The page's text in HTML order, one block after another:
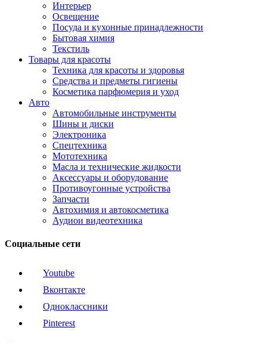
Интерьер
Освещение
Посуда и кухонные принадлежности
Бытовая химия
Текстиль
Товары для красоты
Техника для красоты и здоровья
Средства и предметы гигиены
Косметика парфюмерия и уход
Авто
Автомобильные инструменты
Шины и диски
Электроника
Спецтехника
Мототехника
Масла и технические жидкости
Аксессуары и оборудование
Противоугонные устройства
Запчасти
Автохимия и автокосметика
Аудиои видеотехника
Социальные сети
Youtube
Вконтакте
Одноклассники
Pinterest